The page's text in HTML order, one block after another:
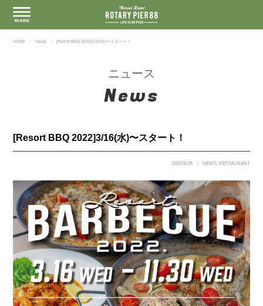
HOME News [Resort BBQ 2022]3/16(水)〜スタート！
ニュース
News
[Resort BBQ 2022]3/16(水)〜スタート！
2022.02.26 NEWS, RESTAURANT